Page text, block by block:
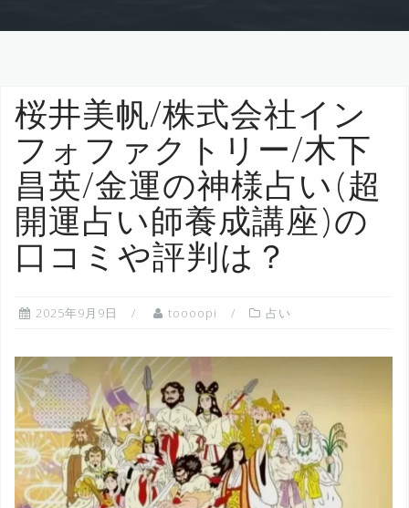
桜井美帆/株式会社イン
フォファクトリー/木下
昌英/金運の神様占い(超
開運占い師養成講座)の
口コミや評判は？
2025年9月9日 toooopi 占い